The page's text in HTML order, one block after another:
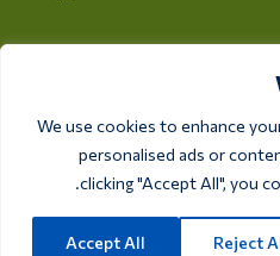
We use cookies to enhance
personalised ads or
clicking "Accept All", you
Reject
Accept All